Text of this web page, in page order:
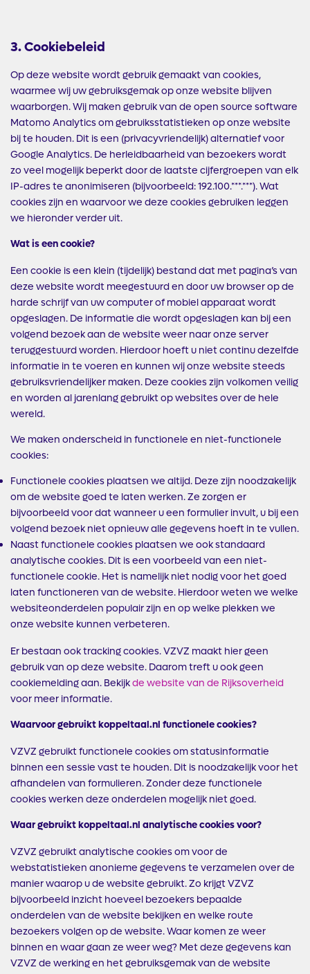
3. Cookiebeleid
Op deze website wordt gebruik gemaakt van cookies,
waarmee wij uw gebruiksgemak op onze website blijven
waarborgen. Wij maken gebruik van de open source software
Matomo Analytics om gebruiksstatistieken op onze website
bij te houden. Dit is een (privacyvriendelijk) alternatief voor
Google Analytics. De herleidbaarheid van bezoekers wordt
zo veel mogelijk beperkt door de laatste cijfergroepen van elk
IP-adres te anonimiseren (bijvoorbeeld: 192.100.***.***). Wat
cookies zijn en waarvoor we deze cookies gebruiken leggen
we hieronder verder uit.
Wat is een cookie?
Een cookie is een klein (tijdelijk) bestand dat met pagina’s van
deze website wordt meegestuurd en door uw browser op de
harde schrijf van uw computer of mobiel apparaat wordt
opgeslagen. De informatie die wordt opgeslagen kan bij een
volgend bezoek aan de website weer naar onze server
teruggestuurd worden. Hierdoor hoeft u niet continu dezelfde
informatie in te voeren en kunnen wij onze website steeds
gebruiksvriendelijker maken. Deze cookies zijn volkomen veilig
en worden al jarenlang gebruikt op websites over de hele
wereld.
We maken onderscheid in functionele en niet-functionele
cookies:
Functionele cookies plaatsen we altijd. Deze zijn noodzakelijk
om de website goed te laten werken. Ze zorgen er
bijvoorbeeld voor dat wanneer u een formulier invult, u bij een
volgend bezoek niet opnieuw alle gegevens hoeft in te vullen.
Naast functionele cookies plaatsen we ook standaard
analytische cookies. Dit is een voorbeeld van een niet-
functionele cookie. Het is namelijk niet nodig voor het goed
laten functioneren van de website. Hierdoor weten we welke
websiteonderdelen populair zijn en op welke plekken we
onze website kunnen verbeteren.
Er bestaan ook tracking cookies. VZVZ maakt hier geen
gebruik van op deze website. Daarom treft u ook geen
cookiemelding aan. Bekijkde website van de Rijksoverheid
voor meer informatie.
Waarvoor gebruikt koppeltaal.nl functionele cookies?
VZVZ gebruikt functionele cookies om statusinformatie
binnen een sessie vast te houden. Dit is noodzakelijk voor het
afhandelen van formulieren. Zonder deze functionele
cookies werken deze onderdelen mogelijk niet goed.
Waar gebruikt koppeltaal.nl analytische cookies voor?
VZVZ gebruikt analytische cookies om voor de
webstatistieken anonieme gegevens te verzamelen over de
manier waarop u de website gebruikt. Zo krijgt VZVZ
bijvoorbeeld inzicht hoeveel bezoekers bepaalde
onderdelen van de website bekijken en welke route
bezoekers volgen op de website. Waar komen ze weer
binnen en waar gaan ze weer weg? Met deze gegevens kan
VZVZ de werking en het gebruiksgemak van de website